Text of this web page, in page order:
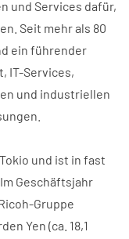
und Services dafür,
Seit mehr als 80
ein führender
IT-Services,
und industriellen
und ist in fast
Geschäftsjahr
Gruppe
Yen (ca. 18,1